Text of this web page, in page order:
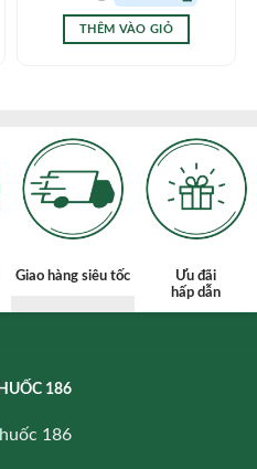
là:
500.000₫.
THÊM VÀO GIỎ
Giao hàng siêu tốc
Ưu đãi
hấp dẫn
186